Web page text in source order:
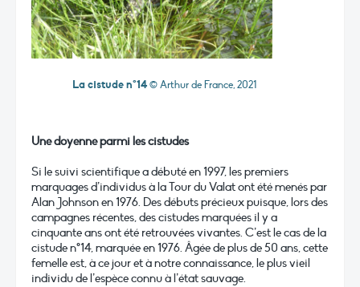
La cistude n°14© Arthur de France, 2021
Une doyenne parmi les cistudes
Si le suivi scientifique a débuté en 1997, les premiers
marquages d’individus à la Tour du Valat ont été menés par
Alan Johnson en 1976. Des débuts précieux puisque, lors des
campagnes récentes, des cistudes marquées il y a
cinquante ans ont été retrouvées vivantes. C’est le cas de la
cistude n°14, marquée en 1976. Âgée de plus de 50 ans, cette
femelle est, à ce jour et à notre connaissance, le plus vieil
individu de l’espèce connu à l’état sauvage.